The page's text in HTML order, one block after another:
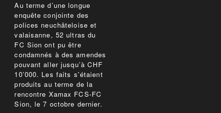
Au terme d’une longue
enquête conjointe des
polices neuchâteloise et
valaisanne, 52 ultras du
FC Sion ont pu être
condamnés à des amendes
pouvant aller jusqu’à CHF
10’000. Les faits s'étaient
produits au terme de la
rencontre Xamax FCS-FC
Sion, le 7 octobre dernier.